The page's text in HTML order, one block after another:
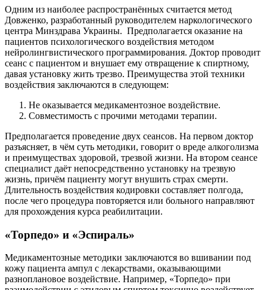
Одним из наиболее распространённых считается метод
Довженко, разработанный руководителем наркологического
центра Минздрава Украины. Предполагается оказание на
пациентов психологического воздействия методом
нейролингвистического программирования. Доктор проводит
сеанс с пациентом и внушает ему отвращение к спиртному,
давая установку жить трезво. Преимущества этой техники
воздействия заключаются в следующем:
Не оказывается медикаментозное воздействие.
Совместимость с прочими методами терапии.
Предполагается проведение двух сеансов. На первом доктор
разъясняет, в чём суть методики, говорит о вреде алкоголизма
и преимуществах здоровой, трезвой жизни. На втором сеансе
специалист даёт непосредственно установку на трезвую
жизнь, причём пациенту могут внушить страх смерти.
Длительность воздействия кодировки составляет полгода,
после чего процедура повторяется или больного направляют
для прохождения курса реабилитации.
«Торпедо» и «Эспираль»
Медикаментозные методики заключаются во вшивании под
кожу пациента ампул с лекарствами, оказывающими
разноплановое воздействие. Например, «Торпедо» при